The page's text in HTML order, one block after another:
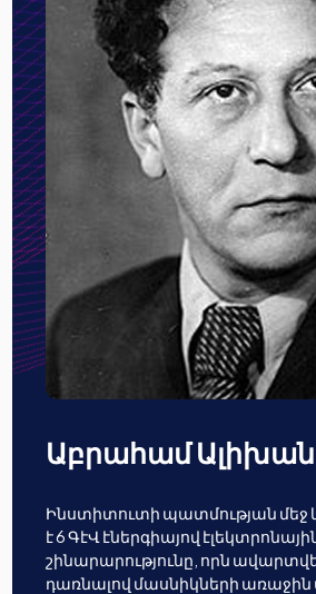
Աբրահամ
Ինստիտուտի պատմության մեջ
է 6 ԳէՎ էներգիայով
շինարարությունը, որն
դառնալով մասնիկների